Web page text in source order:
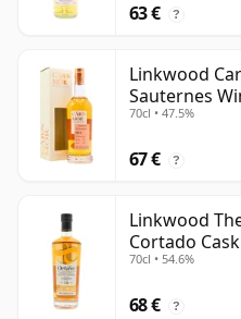
63 € ?
Linkwood
Sauternes
70cl • 47.5%
67 € ?
Linkwood
Cortado
70cl • 54.6%
68 € ?